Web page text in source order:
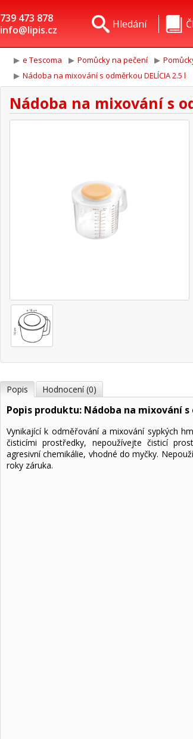
739 473 878
info@lipis.cz
Hledání
e Tescoma Pomůcky na pečení
Nádoba na mixování s odměrkou DELÍCIA 2.5 l
Nádoba na mixování s
Popis Hodnocení (0)
Popis produktu: Nádoba na mixování s
Vynikající k odměřování a mixování sypkých
čisticími prostředky, nepoužívejte čisticí
agresivní chemikálie, vhodné do myčky.
roky záruka.